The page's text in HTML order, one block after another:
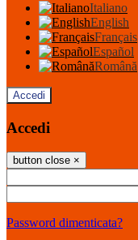
Italiano
English
Français
Español
Română
Accedi
Accedi
button close ×
Password dimenticata?